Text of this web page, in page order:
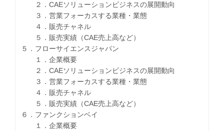
２．CAEソリューションビジネスの展開動向
３．営業フォーカスする業種・業態
４．販売チャネル
５．販売実績（CAE売上高など）
５．フローサイエンスジャパン
１．企業概要
２．CAEソリューションビジネスの展開動向
３．営業フォーカスする業種・業態
４．販売チャネル
５．販売実績（CAE売上高など）
６．ファンクションベイ
１．企業概要